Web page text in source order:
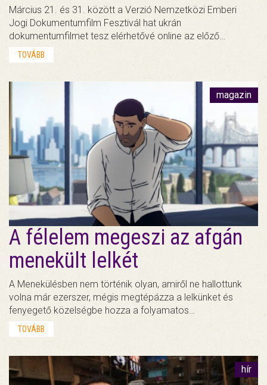
Március 21. és 31. között a Verzió Nemzetközi Emberi
Jogi Dokumentumfilm Fesztivál hat ukrán
dokumentumfilmet tesz elérhetővé online az előző…
TOVÁBB
magazin
A félelem megeszi az afgán
menekült lelkét
A Menekülésben nem történik olyan, amiről ne hallottunk
volna már ezerszer, mégis megtépázza a lelkünket és
fenyegető közelségbe hozza a folyamatos…
TOVÁBB
hír